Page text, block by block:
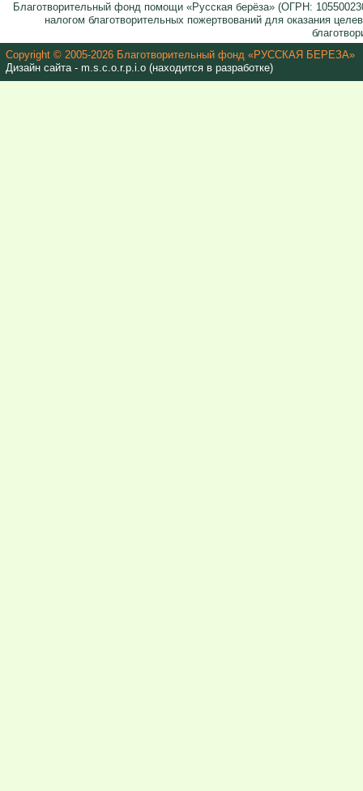
Благотворительный фонд помощи «Русская берёза» (ОГРН:
налогом благотворительных пожертвований для оказания
Copyright © 2005-2026 Благотворительный фонд «РУССКАЯ БЕРЕЗА»
Дизайн сайта - m.s.c.o.r.p.i.o (находится в разработке)